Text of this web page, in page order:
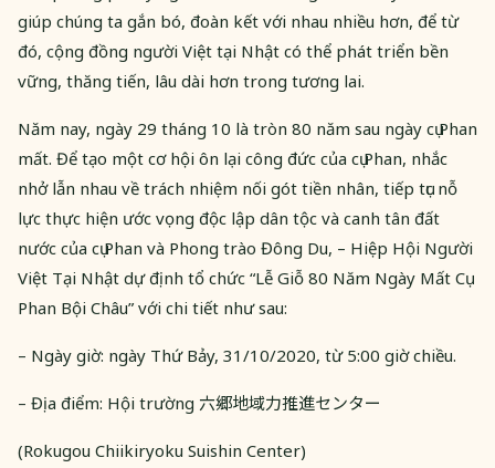
giúp chúng ta gắn bó, đoàn kết với nhau nhiều hơn, để từ
đó, cộng đồng người Việt tại Nhật có thể phát triển bền
vững, thăng tiến, lâu dài hơn trong tương lai.
Năm nay, ngày 29 tháng 10 là tròn 80 năm sau ngày cụ Phan
mất. Để tạo một cơ hội ôn lại công đức của cụ Phan, nhắc
nhở lẫn nhau về trách nhiệm nối gót tiền nhân, tiếp tục nỗ
lực thực hiện ước vọng độc lập dân tộc và canh tân đất
nước của cụ Phan và Phong trào Đông Du, – Hiệp Hội Người
Việt Tại Nhật dự định tổ chức “Lễ Giỗ 80 Năm Ngày Mất Cụ
Phan Bội Châu” với chi tiết như sau:
– Ngày giờ: ngày Thứ Bảy, 31/10/2020, từ 5:00 giờ chiều.
– Địa điểm: Hội trường 六郷地域力推進センター
(Rokugou Chiikiryoku Suishin Center)